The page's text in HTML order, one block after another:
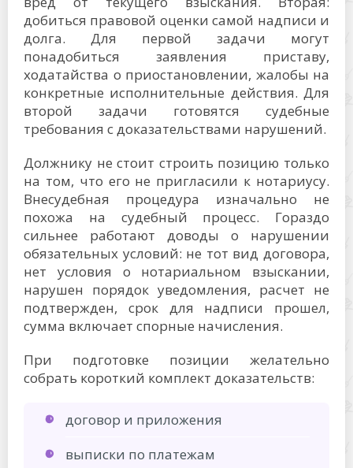
добиться правовой оценки самой надписи и
долга. Для первой задачи могут
понадобиться заявления приставу,
ходатайства о приостановлении, жалобы на
конкретные исполнительные действия. Для
второй задачи готовятся судебные
требования с доказательствами нарушений.
Должнику не стоит строить позицию только
на том, что его не пригласили к нотариусу.
Внесудебная процедура изначально не
похожа на судебный процесс. Гораздо
сильнее работают доводы о нарушении
обязательных условий: не тот вид договора,
нет условия о нотариальном взыскании,
нарушен порядок уведомления, расчет не
подтвержден, срок для надписи прошел,
сумма включает спорные начисления.
При подготовке позиции желательно
собрать короткий комплект доказательств:
договор и приложения
выписки по платежам